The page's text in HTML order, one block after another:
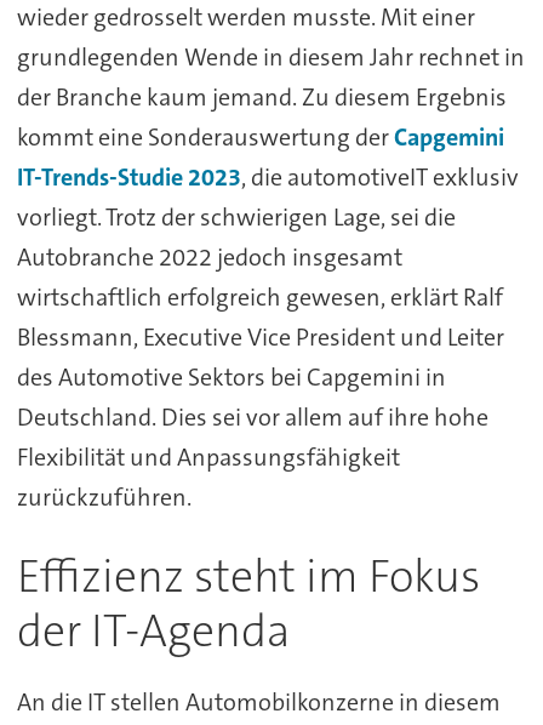
wieder gedrosselt werden musste. Mit einer
grundlegenden Wende in diesem Jahr rechnet in
der Branche kaum jemand. Zu diesem Ergebnis
kommt eine Sonderauswertung derCapgemini
IT-Trends-Studie 2023, die automotiveIT exklusiv
vorliegt. Trotz der schwierigen Lage, sei die
Autobranche 2022 jedoch insgesamt
wirtschaftlich erfolgreich gewesen, erklärt Ralf
Blessmann, Executive Vice President und Leiter
des Automotive Sektors bei Capgemini in
Deutschland. Dies sei vor allem auf ihre hohe
Flexibilität und Anpassungsfähigkeit
zurückzuführen.
Effizienz steht im Fokus
der IT-Agenda
An die IT stellen Automobilkonzerne in diesem